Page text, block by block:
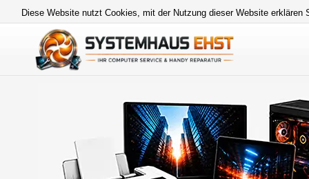
Diese Website nutzt Cookies, mit der Nutzung dieser Website